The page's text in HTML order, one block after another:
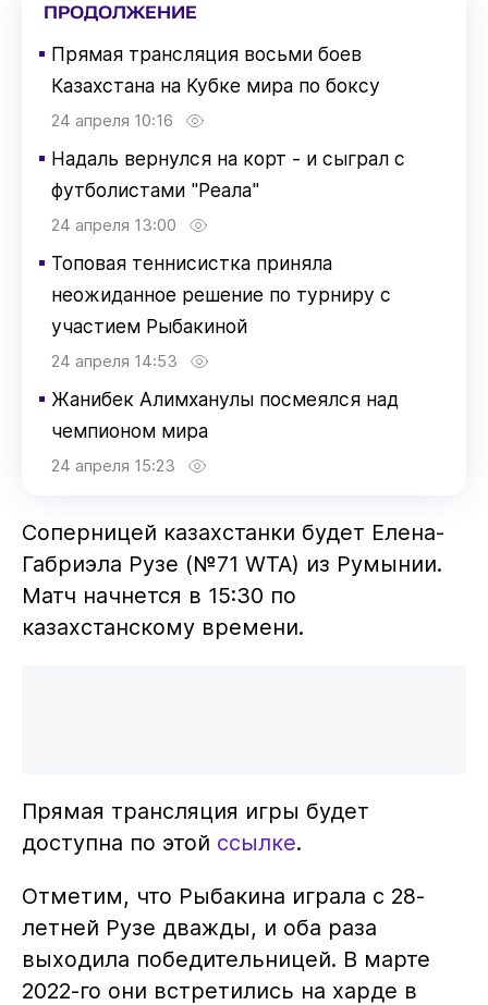
ПРОДОЛЖЕНИЕ
▪ Прямая трансляция восьми боев
Казахстана на Кубке мира по боксу
24 апреля 10:16
▪ Надаль вернулся на корт - и сыграл с
футболистами "Реала"
24 апреля 13:00
▪ Топовая теннисистка приняла
неожиданное решение по турниру с
участием Рыбакиной
24 апреля 14:53
▪ Жанибек Алимханулы посмеялся над
чемпионом мира
24 апреля 15:23
Соперницей казахстанки будет Елена-
Габриэла Рузе (№71 WTA) из Румынии.
Матч начнется в 15:30 по
казахстанскому времени.
Прямая трансляция игры будет
доступна по этой ссылке.
Отметим, что Рыбакина играла с 28-
летней Рузе дважды, и оба раза
выходила победительницей. В марте
2022-го они встретились на харде в